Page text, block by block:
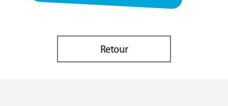
Retour